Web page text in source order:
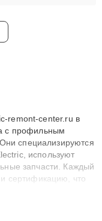
remont-center.ru в
с профильным
специализируются
используют
запчасти. Каждый
сертификацию, что
до 3 лет.